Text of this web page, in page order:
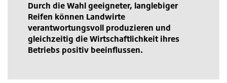
Durch die Wahl geeigneter, langlebiger
Reifen können Landwirte
verantwortungsvoll produzieren und
gleichzeitig die Wirtschaftlichkeit ihres
Betriebs positiv beeinflussen.